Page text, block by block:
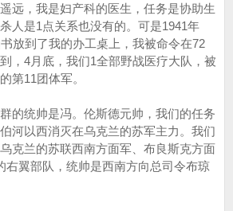
远，我是妇产科的医生，任务是协助生
人是1点关系也没有的。可是1941年
放到了我的办工桌上，我被命令在72
，4月底，我们1全部野战医疗大队，被
第11团体军。
统帅是冯。伦斯德元帅，我们的任务
河以西消灭在乌克兰的苏军主力。我们
克兰的苏联西南方面军、布良斯克方面
右翼部队，统帅是西南方向总司令布琼